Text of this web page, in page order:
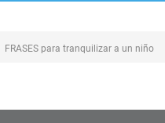
FRASES para tranquilizar a un niño